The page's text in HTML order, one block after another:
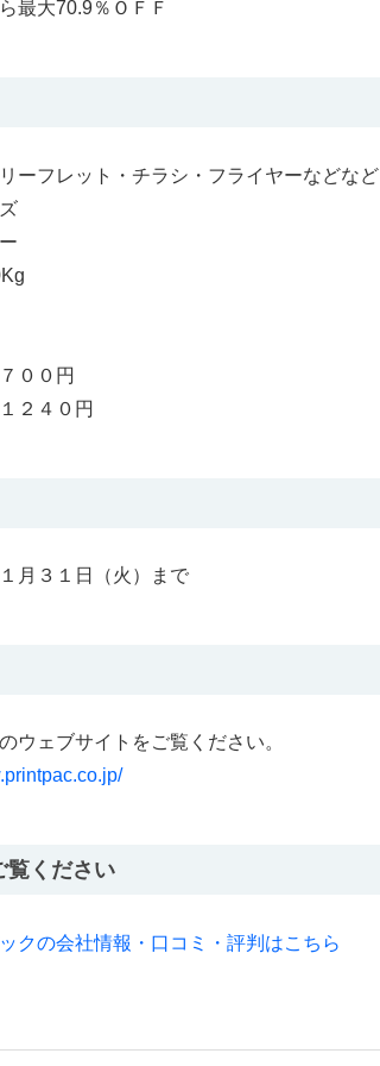
最大70.9％ＯＦＦ
ーフレット・チラシ・フライヤーなどなど
００円
２４０円
月３１日（火）まで
ウェブサイトをご覧ください。
覧ください
クの会社情報・口コミ・評判はこちら